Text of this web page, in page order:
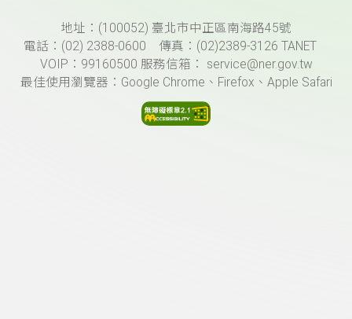
頁尾資訊地址：(100052) 臺北市中正區南海路45號
電話：(02) 2388-0600 傳真：(02)2389-3126 TANET
VOIP：99160500 服務信箱： service@ner.gov.tw
最佳使用瀏覽器：Google Chrome、Firefox、Apple Safari